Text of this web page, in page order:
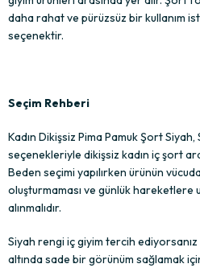
daha rahat ve pürüzsüz bir kullanım
seçenektir.
Seçim Rehberi
Kadın Dikişsiz Pima Pamuk Şort
seçenekleriyle dikişsiz kadın iç şort
Beden seçimi yapılırken ürünün
oluşturmaması ve günlük hareketlere
alınmalıdır.
Siyah rengi iç giyim tercih
altında sade bir görünüm sağlamak